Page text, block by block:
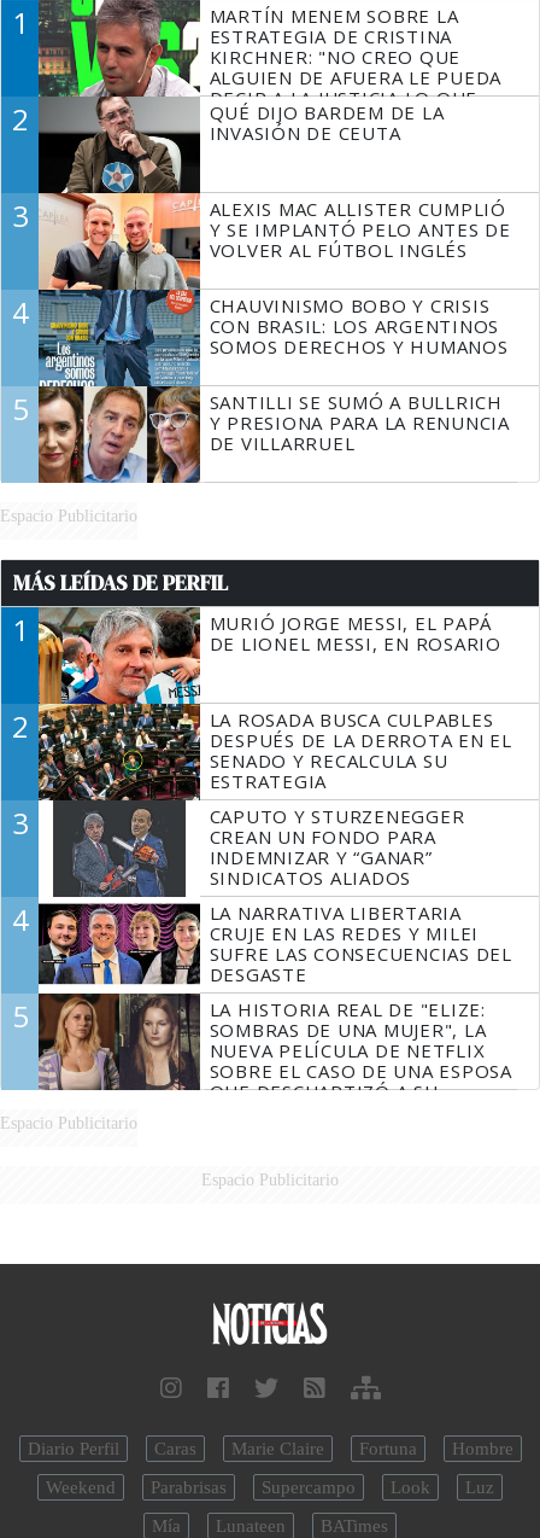
1
MARTÍN MENEM SOBRE LA
ESTRATEGIA DE CRISTINA
KIRCHNER: "NO CREO QUE
ALGUIEN DE AFUERA LE PUEDA
DECIR A LA JUSTICIA LO QUE
TIENE QUE HACER"
2
QUÉ DIJO BARDEM DE LA
INVASIÓN DE CEUTA
3
ALEXIS MAC ALLISTER CUMPLIÓ
Y SE IMPLANTÓ PELO ANTES DE
VOLVER AL FÚTBOL INGLÉS
4
CHAUVINISMO BOBO Y CRISIS
CON BRASIL: LOS ARGENTINOS
SOMOS DERECHOS Y HUMANOS
5
SANTILLI SE SUMÓ A BULLRICH
Y PRESIONA PARA LA RENUNCIA
DE VILLARRUEL
Espacio Publicitario
MÁS LEÍDAS DE PERFIL
1
MURIÓ JORGE MESSI, EL PAPÁ
DE LIONEL MESSI, EN ROSARIO
2
LA ROSADA BUSCA CULPABLES
DESPUÉS DE LA DERROTA EN EL
SENADO Y RECALCULA SU
ESTRATEGIA
3
CAPUTO Y STURZENEGGER
CREAN UN FONDO PARA
INDEMNIZAR Y “GANAR”
SINDICATOS ALIADOS
4
LA NARRATIVA LIBERTARIA
CRUJE EN LAS REDES Y MILEI
SUFRE LAS CONSECUENCIAS DEL
DESGASTE
5
LA HISTORIA REAL DE "ELIZE:
SOMBRAS DE UNA MUJER", LA
NUEVA PELÍCULA DE NETFLIX
SOBRE EL CASO DE UNA ESPOSA
QUE DESCUARTIZÓ A SU
Espacio Publicitario
Espacio Publicitario
Diario Perfil Caras Marie Claire Fortuna
Hombre
Weekend
Parabrisas Supercampo Look
Luz
Mía
Lunateen BATimes